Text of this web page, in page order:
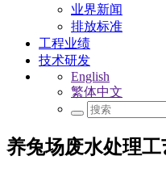
业界新闻
排放标准
工程业绩
技术研发
English
繁体中文
养兔场废水处理工